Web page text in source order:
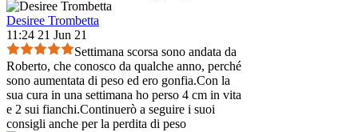
Desiree Trombetta
11:24 21 Jun 21
Settimana scorsa sono andata da
Roberto, che conosco da qualche anno, perché
sono aumentata di peso ed ero gonfia.Con la
sua cura in una settimana ho perso 4 cm in vita
e 2 sui fianchi.Continuerò a seguire i suoi
consigli anche per la perdita di peso